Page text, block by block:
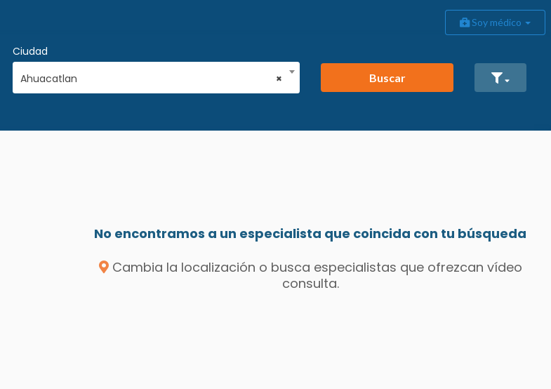
Soy médico
Ciudad
×
Ahuacatlan Buscar
No encontramos a un especialista que coincida con tu búsqueda
Cambia la localización o busca especialistas que ofrezcan vídeo
consulta.